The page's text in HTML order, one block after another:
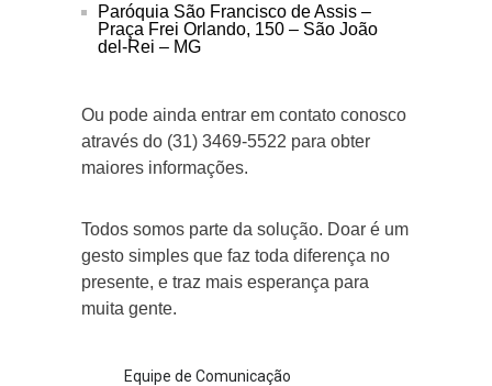
Paróquia São Francisco de Assis –
Praça Frei Orlando, 150 – São João
del-Rei – MG
Ou pode ainda entrar em contato conosco
através do (31) 3469-5522 para obter
maiores informações.
Todos somos parte da solução. Doar é um
gesto simples que faz toda diferença no
presente, e traz mais esperança para
muita gente.
Equipe de Comunicação